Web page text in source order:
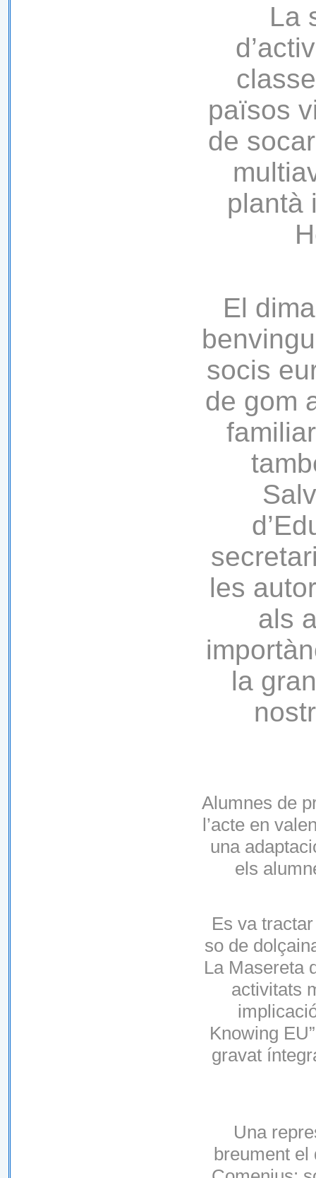
La
països
de
plantà
El
socis
de gom
les
als
la
Alumnes de
l’acte en
una
els
Es va
so de
La Masereta
activitats
Knowing
gravat
Una
breument el